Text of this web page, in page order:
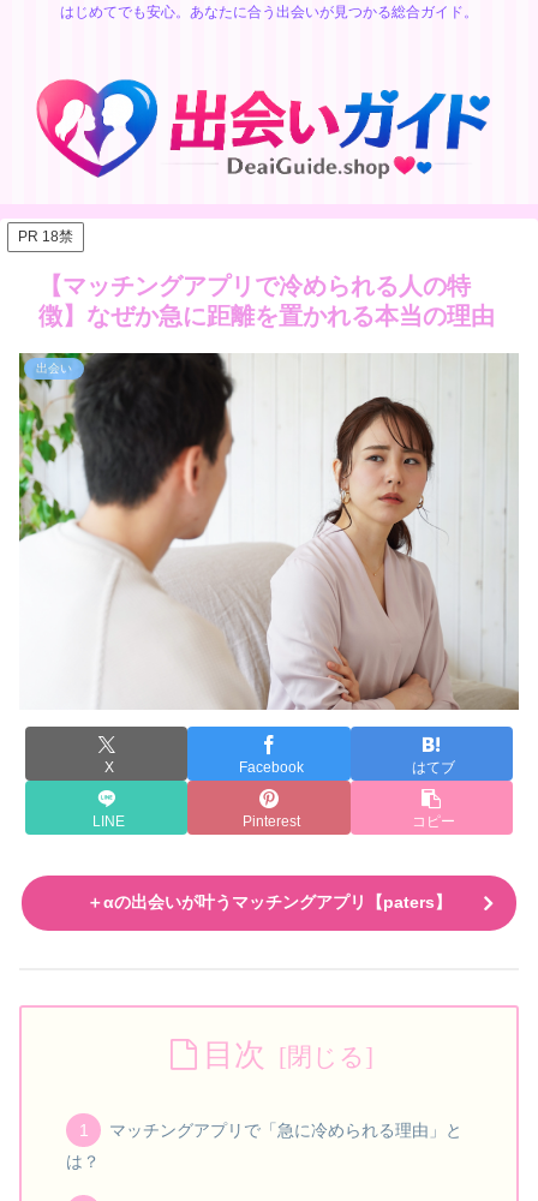
はじめてでも安心。あなたに合う出会いが見つかる総合ガイド。
PR 18禁
【マッチングアプリで冷められる人の特
徴】なぜか急に距離を置かれる本当の理由
出会い
X Facebook はてブ
LINE Pinterest コピー
＋αの出会いが叶うマッチングアプリ【paters】
目次
マッチングアプリで「急に冷められる理由」と
は？